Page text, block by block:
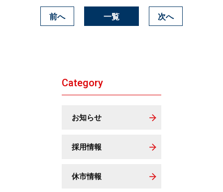
前へ 一覧 次へ
Category
お知らせ
採用情報
休市情報